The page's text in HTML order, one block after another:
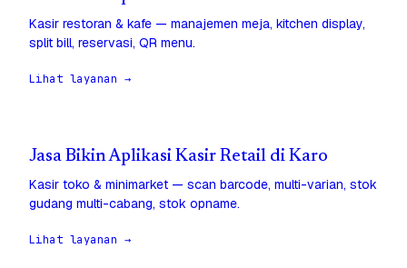
Kasir restoran & kafe — manajemen meja, kitchen display,
split bill, reservasi, QR menu.
Lihat layanan →
Jasa Bikin Aplikasi Kasir Retail di Karo
Kasir toko & minimarket — scan barcode, multi-varian, stok
gudang multi-cabang, stok opname.
Lihat layanan →